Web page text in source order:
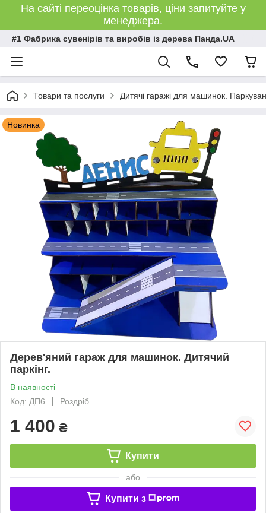
На сайті переоцінка товарів, ціни запитуйте у
менеджера.
#1 Фабрика сувенірів та виробів із дерева Панда.UA
Товари та послуги Дитячі гаражі для машинок.
Новинка
Дерев'яний гараж для машинок. Дитячий
паркінг.
В наявності
Код: ДП6
Роздріб
1 400 ₴
Купити
або
Купити з